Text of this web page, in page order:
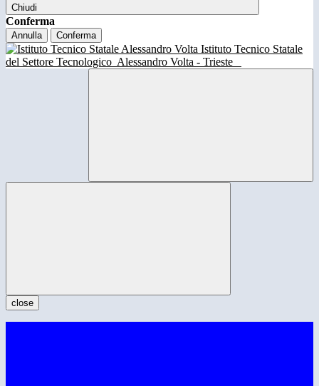
Chiudi
Conferma
Annulla Conferma
Istituto Tecnico Statale
del Settore Tecnologico Alessandro Volta - Trieste
close